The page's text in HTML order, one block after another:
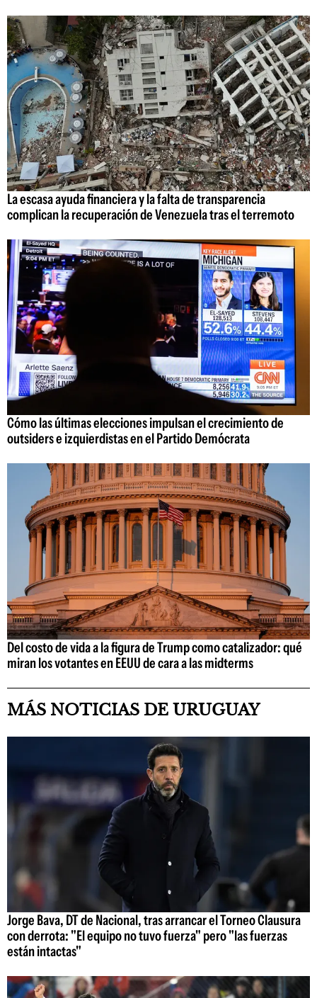
La escasa ayuda financiera y la falta de transparencia
complican la recuperación de Venezuela tras el terremoto
Cómo las últimas elecciones impulsan el crecimiento de
outsiders e izquierdistas en el Partido Demócrata
Del costo de vida a la figura de Trump como catalizador: qué
miran los votantes en EEUU de cara a las midterms
MÁS NOTICIAS DE URUGUAY
Jorge Bava, DT de Nacional, tras arrancar el Torneo Clausura
con derrota: "El equipo no tuvo fuerza" pero "las fuerzas
están intactas"